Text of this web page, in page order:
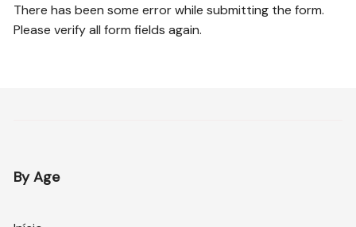
There has been some error while submitting the form.
Please verify all form fields again.
By Age